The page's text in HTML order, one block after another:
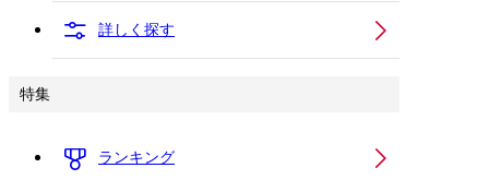
詳しく探す
特集
ランキング